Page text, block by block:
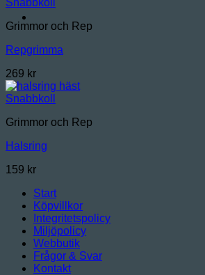
Snabbkoll
Grimmor och Rep
Repgrimma
269 kr
Snabbkoll
Grimmor och Rep
Halsring
159 kr
Start
Köpvillkor
Integritetspolicy
Miljöpolicy
Webbutik
Frågor & Svar
Kontakt